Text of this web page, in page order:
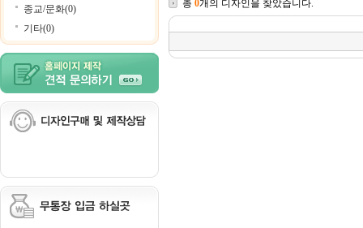
종교/문화(0)
기타(0)
총 0개의 디자인을 찾았습니다.